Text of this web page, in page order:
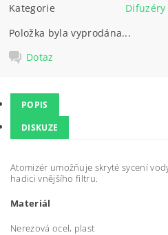
Kategorie
Difuzéry
Položka byla vyprodána...
Dotaz
POPIS
DISKUZE
Atomizér umožňuje skryté sycení
hadici vnějšího filtru.
Materiál
Nerezová ocel, plast